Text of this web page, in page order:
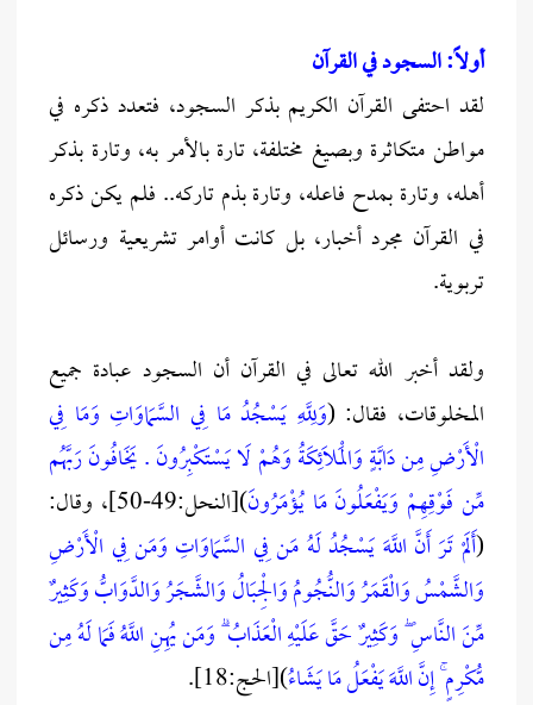
أولاً: السجود في القرآن
لقد احتفى القرآن الكريم بذكر السجود، فتعدد ذكره في
مواطن متكاثرة وبصيغ مختلفة، تارة بالأمر به، وتارة بذكر
أهله، وتارة بمدح فاعله، وتارة بذم تاركه.. فلم يكن ذكره
في القرآن مجرد أخبار، بل كانت أوامر تشريعية ورسائل
تربوية.
ولقد أخبر الله تعالى في القرآن أن السجود عبادة جميع
المخلوقات، فقال: (وَلِلَّهِ يَسْجُدُ مَا فِي السَّمَاوَاتِ وَمَا فِي
الْأَرْضِ مِن دَابَّةٍ وَالْمَلَائِكَةُ وَهُمْ لَا يَسْتَكْبِرُونَ . يَخَافُونَ رَبَّهُم
مِّن فَوْقِهِمْ وَيَفْعَلُونَ مَا يُؤْمَرُونَ
)[النحل:49-50]، وقال:
(أَلَمْ تَرَ أَنَّ اللَّهَ يَسْجُدُ لَهُ مَن فِي السَّمَاوَاتِ وَمَن فِي الْأَرْضِ
وَالشَّمْسُ وَالْقَمَرُ وَالنُّجُومُ وَالْجِبَالُ وَالشَّجَرُ وَالدَّوَابُّ وَكَثِيرٌ
مِّنَ النَّاسِ ۖ وَكَثِيرٌ حَقَّ عَلَيْهِ الْعَذَابُ ۗ وَمَن يُهِنِ اللَّهُ فَمَا لَهُ مِن
مُّكْرِمٍ ۚ إِنَّ اللَّهَ يَفْعَلُ مَا يَشَاءُ)[الحج:18].